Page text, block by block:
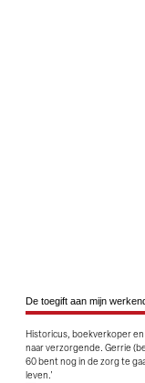
De toegift aan mijn
Historicus, boekverkoper
naar verzorgende. Gerrie
60 bent nog in de zorg te
leven.'